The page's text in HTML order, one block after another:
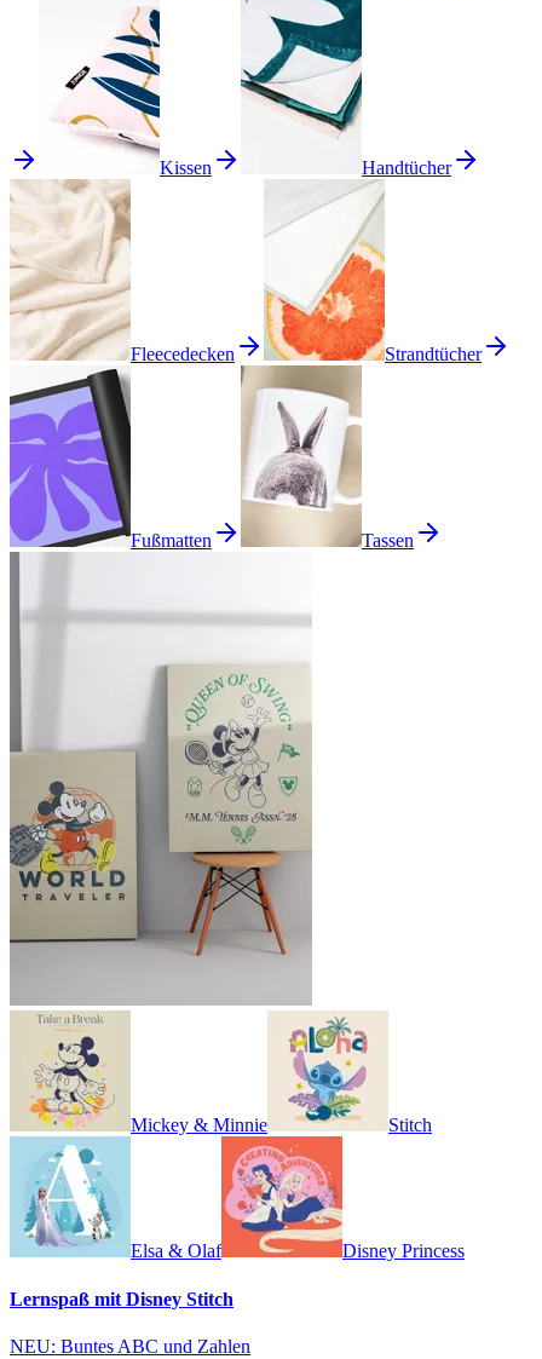
Kissen Handtücher
Fleecedecken Strandtücher
Fußmatten Tassen
Mickey & Minnie Stitch
Elsa & Olaf Disney Princess
Lernspaß mit Disney Stitch
NEU: Buntes ABC und Zahlen